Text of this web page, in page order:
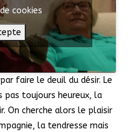
cookies
faire le deuil du désir. Le
pas toujours heureux, la
On cherche alors le plaisir
la tendresse mais